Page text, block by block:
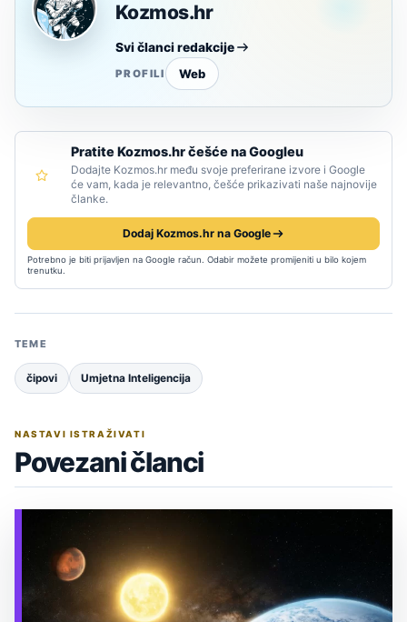
Kozmos.hr
Svi članci redakcije
PROFILI Web
Pratite Kozmos.hr češće na Googleu
Dodajte Kozmos.hr među svoje preferirane izvore i Google
će vam, kada je relevantno, češće prikazivati naše najnovije
članke.
Dodaj Kozmos.hr na Google
Potrebno je biti prijavljen na Google račun. Odabir možete promijeniti u bilo kojem
trenutku.
TEME
čipovi Umjetna Inteligencija
NASTAVI ISTRAŽIVATI
Povezani članci